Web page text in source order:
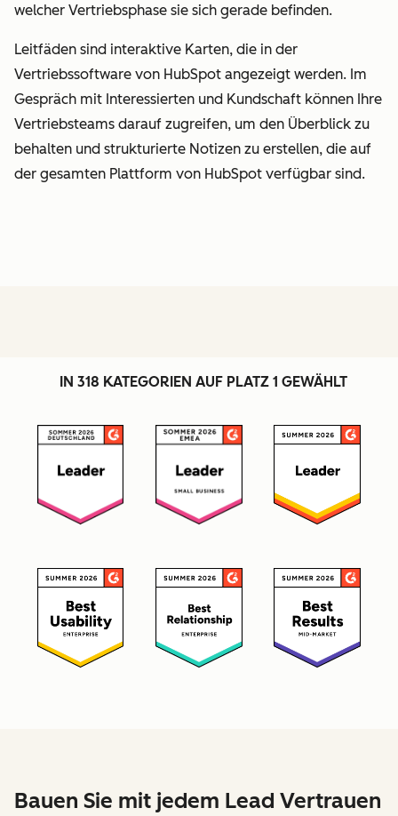
welcher Vertriebsphase sie sich gerade befinden.
Leitfäden sind interaktive Karten, die in der
Vertriebssoftware von HubSpot angezeigt werden. Im
Gespräch mit Interessierten und Kundschaft können Ihre
Vertriebsteams darauf zugreifen, um den Überblick zu
behalten und strukturierte Notizen zu erstellen, die auf
der gesamten Plattform von HubSpot verfügbar sind.
IN 318 KATEGORIEN AUF PLATZ 1 GEWÄHLT
Bauen Sie mit jedem Lead Vertrauen